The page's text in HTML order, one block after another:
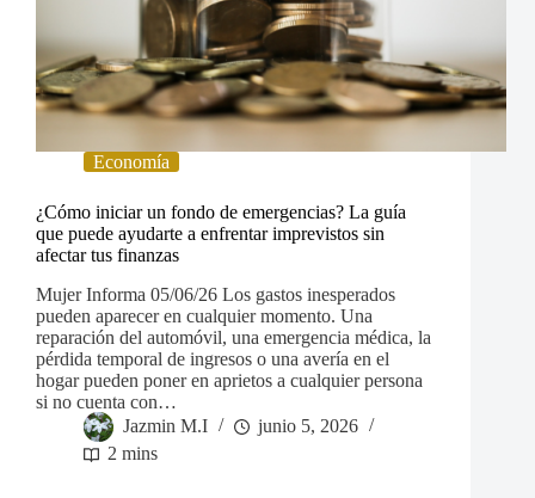
Economía
¿Cómo iniciar un fondo de emergencias? La guía
que puede ayudarte a enfrentar imprevistos sin
afectar tus finanzas
Mujer Informa 05/06/26 Los gastos inesperados
pueden aparecer en cualquier momento. Una
reparación del automóvil, una emergencia médica, la
pérdida temporal de ingresos o una avería en el
hogar pueden poner en aprietos a cualquier persona
si no cuenta con…
Jazmin M.I
junio 5, 2026
2 mins